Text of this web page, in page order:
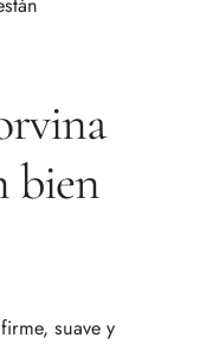
bien
suave y